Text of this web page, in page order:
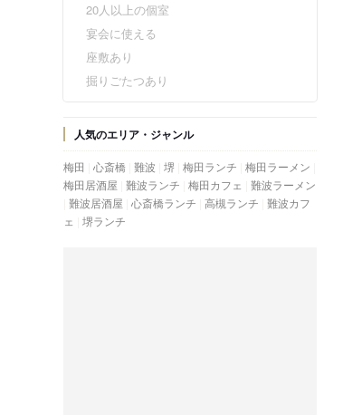
20人以上の個室
宴会に使える
座敷あり
掘りごたつあり
人気のエリア・ジャンル
梅田 心斎橋 難波 堺 梅田ランチ 梅田ラーメン
梅田居酒屋 難波ランチ 梅田カフェ
難波ラーメン
難波居酒屋 心斎橋ランチ 高槻ランチ 難波カフ
ェ
堺ランチ